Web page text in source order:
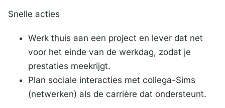
Snelle acties
Werk thuis aan een project en lever dat net
voor het einde van de werkdag, zodat je
prestaties meekrijgt.
Plan sociale interacties met collega-Sims
(netwerken) als de carrière dat ondersteunt.